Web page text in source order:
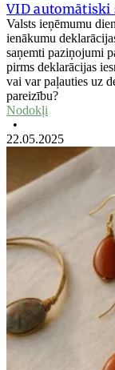
VID automātiski
Valsts ieņēmumu
ienākumu
saņemti paziņojumi
pirms deklarācijas
vai var paļauties uz
pareizību?
Nodokļi
•
22.05.2025